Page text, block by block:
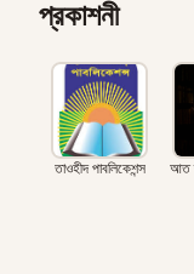
প্রকাশনী
তাওহীদ পাবলিকেশন্স আত